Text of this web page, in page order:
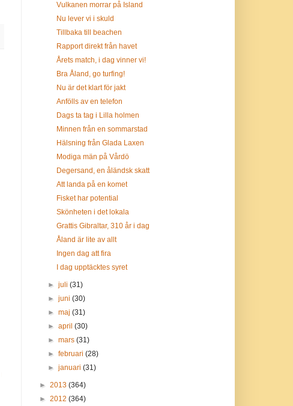
Vulkanen morrar på Island
Nu lever vi i skuld
Tillbaka till beachen
Rapport direkt från havet
Årets match, i dag vinner vi!
Bra Åland, go turfing!
Nu är det klart för jakt
Anfölls av en telefon
Dags ta tag i Lilla holmen
Minnen från en sommarstad
Hälsning från Glada Laxen
Modiga män på Vårdö
Degersand, en åländsk skatt
Att landa på en komet
Fisket har potential
Skönheten i det lokala
Grattis Gibraltar, 310 år i dag
Åland är lite av allt
Ingen dag att fira
I dag upptäcktes syret
► juli (31)
► juni (30)
► maj (31)
► april (30)
► mars (31)
► februari (28)
► januari (31)
► 2013 (364)
► 2012 (364)